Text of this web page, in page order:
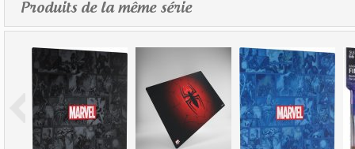
Produits de la même série